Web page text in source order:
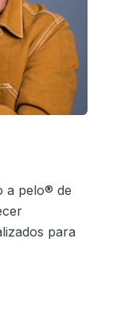
a pelo® de
para